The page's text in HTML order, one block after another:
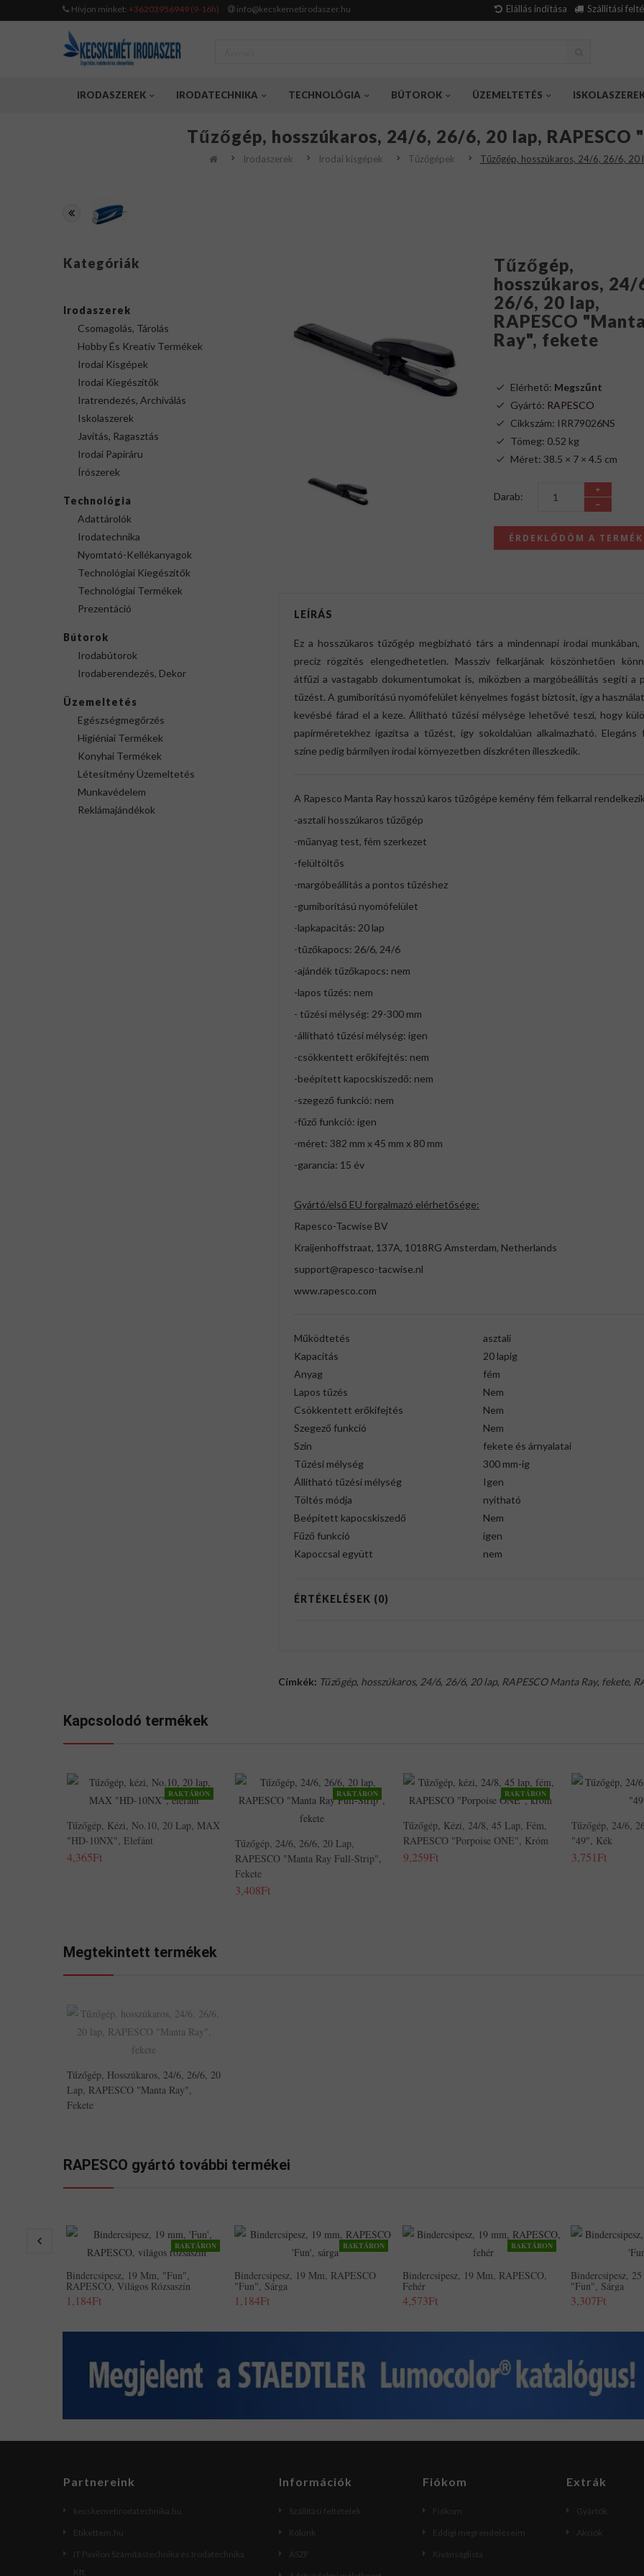
Hívjon minket: +36203956949 (9-16h) info@kecskemetirodaszer.hu Elállás indítása Szállítási
IRODASZEREK IRODATECHNIKA TECHNOLÓGIA BÚTOROK ÜZEMELTETÉS
Tűzőgép, hosszúkaros, 24/6, 26/6, 20 lap, RAPESCO
Irodaszerek Irodai kisgépek Tűzőgépek Tűzőgép, hosszúkaros, 24/6, 26/6, 20
Kategóriák
Irodaszerek
Csomagolás, Tárolás
Hobby És Kreatív Termékek
Irodai Kisgépek
Irodai Kiegészítők
Iratrendezés, Archiválás
Iskolaszerek
Javítás, Ragasztás
Irodai Papíráru
Írószerek
Technológia
Adattárolók
Irodatechnika
Nyomtató-Kellékanyagok
Technológiai Kiegészítők
Technológiai Termékek
Prezentáció
Bútorok
Irodabútorok
Irodaberendezés, Dekor
Üzemeltetés
Egészségmegőrzés
Higiéniai Termékek
Konyhai Termékek
Létesítmény Üzemeltetés
Munkavédelem
Reklámajándékok
Tűzőgép,
hosszúkaros, 24/
26/6, 20 lap,
RAPESCO "Manta
Ray", fekete
Elérhető: Megszűnt
Gyártó: RAPESCO
Cikkszám: IRR79026NS
Tömeg: 0.52 kg
Méret: 38.5 × 7 × 4.5 cm
Darab:
ÉRDEKLŐDÖM A
LEÍRÁS
Ez a hosszúkaros tűzőgép megbízható társ a mindennapi irodai munkában,
precíz rögzítés elengedhetetlen. Masszív felkarjának köszönhetően
átfűzi a vastagabb dokumentumokat is, miközben a margóbeállítás segíti a
tűzést. A gumiborítású nyomófelület kényelmes fogást biztosít, így a
kevésbé fárad el a keze. Állítható tűzési mélysége lehetővé teszi, hogy
papírméretekhez igazítsa a tűzést, így sokoldalúan alkalmazható. Elegáns
színe pedig bármilyen irodai környezetben diszkréten illeszkedik.
A Rapesco Manta Ray hosszú karos tűzőgépe kemény fém felkarral rendelkezik
-asztali hosszúkaros tűzőgép
-műanyag test, fém szerkezet
-felültöltős
-margóbeállítás a pontos tűzéshez
-gumiborítású nyomófelület
-lapkapacitás: 20 lap
-tűzőkapocs: 26/6, 24/6
-ajándék tűzőkapocs: nem
-lapos tűzés: nem
- tűzési mélység: 29-300 mm
-állítható tűzési mélység: igen
-csökkentett erőkifejtés: nem
-beépített kapocskiszedő: nem
-szegező funkció: nem
-fűző funkció: igen
-méret: 382 mm x 45 mm x 80 mm
-garancia: 15 év
Gyártó/első EU forgalmazó elérhetősége:
Rapesco-Tacwise BV
Kraijenhoffstraat, 137A, 1018RG Amsterdam, Netherlands
support@rapesco-tacwise.nl
www.rapesco.com
Működtetés
asztali
Kapacitás
20 lapig
Anyag
fém
Lapos tűzés
Nem
Csökkentett erőkifejtés
Nem
Szegező funkció
Nem
Szín
fekete és árnyalatai
Tűzési mélység
300 mm-ig
Állítható tűzési mélység
Igen
Töltés módja
nyitható
Beépített kapocskiszedő
Nem
Fűző funkció
igen
Kapoccsal együtt
nem
ÉRTÉKELÉSEK (0)
Címkék: Tűzőgép, hosszúkaros, 24/6, 26/6, 20 lap, RAPESCO Manta Ray, fekete,
Kapcsolodó termékek
RAKTÁRON
Tűzőgép, Kézi, No.10, 20 Lap, MAX
"HD-10NX", Elefánt
4,365Ft
RAKTÁRON
Tűzőgép, 24/6, 26/6, 20 Lap,
RAPESCO "Manta Ray Full-Strip",
Fekete
3,408Ft
RAKTÁRON
Tűzőgép, Kézi, 24/8, 45 Lap, Fém,
RAPESCO "Porpoise ONE", Króm
9,259Ft
Tűzőgép, 24/6,
"49", Kék
3,751Ft
Megtekintett termékek
Tűzőgép, Hosszúkaros, 24/6, 26/6, 20
Lap, RAPESCO "Manta Ray",
Fekete
RAPESCO gyártó további termékei
RAKTÁRON
Bindercsipesz, 19 Mm, "Fun",
RAPESCO, Világos Rózsaszín
1,184Ft
RAKTÁRON
Bindercsipesz, 19 Mm, RAPESCO
"Fun", Sárga
1,184Ft
RAKTÁRON
Bindercsipesz, 19 Mm, RAPESCO,
Fehér
4,573Ft
Bindercsipesz,
"Fun", Sárga
3,307Ft
Partnereink
kecskemetirodatechnika.hu
Etikettem.hu
IT Pavilon Számítástechnika és Irodatechnika
Kft.
Információk
Szállítási feltételek
Rólunk
ÁSZF
Fiókom
Fiókom
Eddigi megrendeléseim
Kívánságlista
Extrák
Gyártók
Akciók